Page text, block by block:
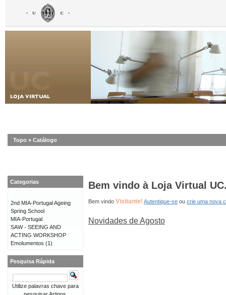
Topo » Catálogo
Bem vindo à Loja Virtual
Bem vindo Visitante! Autentique-se ou crie uma nova
Novidades de Agosto
Categorias
2nd MIA-Portugal Ageing
Spring School
MIA-Portugal
SAW - SEEING AND
ACTING WORKSHOP
Emolumentos (1)
Pesquisa Rápida
Utilize palavras chave para